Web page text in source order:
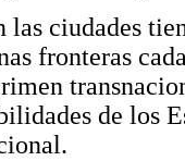
las ciudades
fronteras
de los